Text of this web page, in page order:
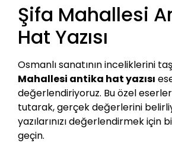
Şifa Mahallesi
Hat Yazısı
Osmanlı sanatının inceliklerini
Mahallesi antika hat yazısı
değerlendiriyoruz. Bu özel
tutarak, gerçek değerlerini
yazılarınızı değerlendirmek için
geçin.